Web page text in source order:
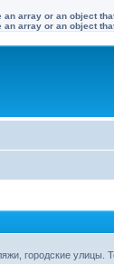
an array or an object
an array or an object
городские улицы.